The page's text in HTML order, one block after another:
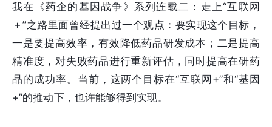
我在《药企的基因战争》系列连载二：走上“互联网
＋”之路里面曾经提出过一个观点：要实现这个目标，
一是要提高效率，有效降低药品研发成本；二是提高
精准度，对失败药品进行重新评估，同时提高在研药
品的成功率。当前，这两个目标在“互联网+”和“基因
+”的推动下，也许能够得到实现。